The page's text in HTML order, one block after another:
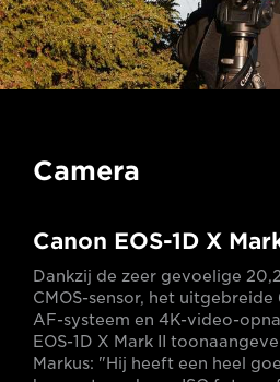
Camera
Canon EOS-1D X
Dankzij de zeer gevoelige
CMOS-sensor, het uitgebreide
AF-systeem en 4K-video-
EOS-1D X Mark II
Markus: "Hij heeft een heel